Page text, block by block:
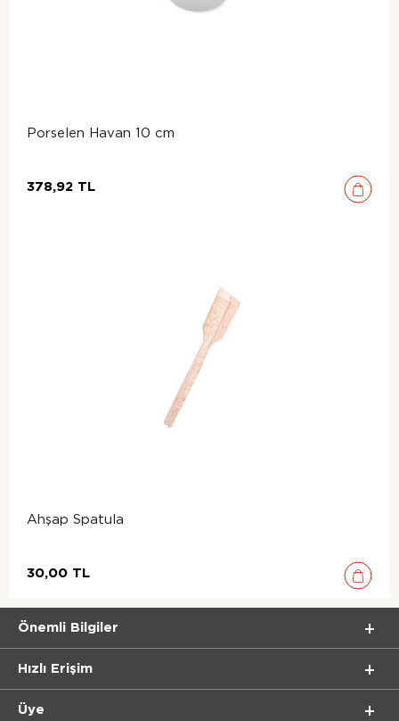
Porselen Havan 10 cm
378,92 TL
Ahşap Spatula
30,00 TL
Önemli Bilgiler
Hızlı Erişim
Üye